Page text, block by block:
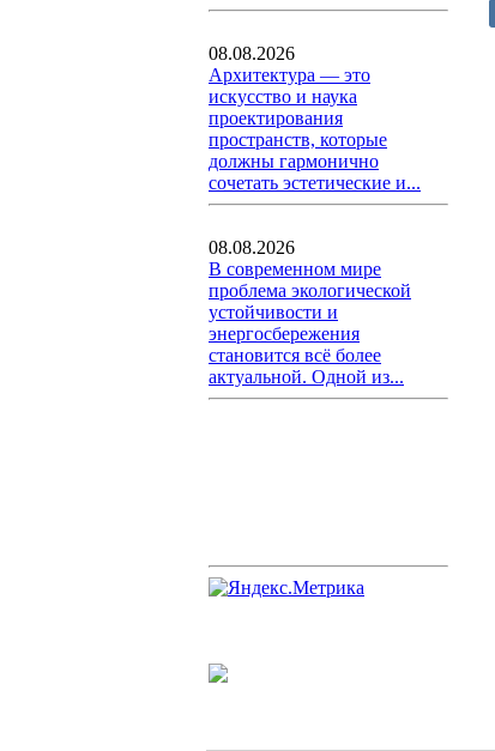
08.08.2026
Архитектура — это
искусство и наука
проектирования
пространств, которые
должны гармонично
сочетать эстетические и...
08.08.2026
В современном мире
проблема экологической
устойчивости и
энергосбережения
становится всё более
актуальной. Одной из...